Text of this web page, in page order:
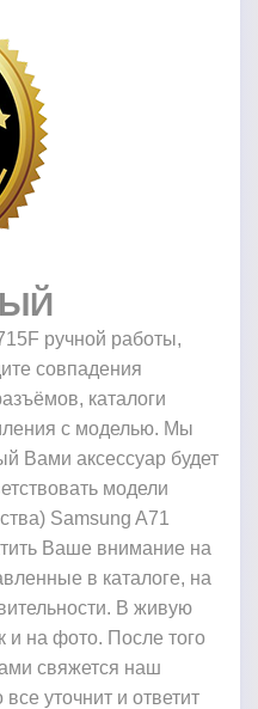
ручной работы,
совпадения
каталоги
с моделью. Мы
Вами аксессуар будет
модели
Samsung A71
Ваше внимание на
в каталоге, на
В живую
и на фото. После того
свяжется наш
уточнит и ответит